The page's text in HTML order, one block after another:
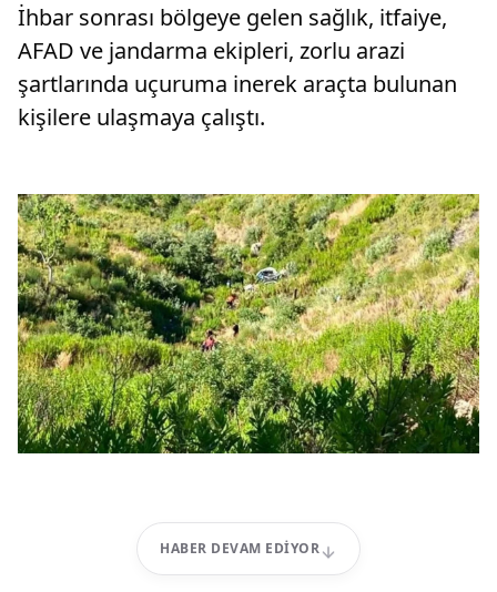
İhbar sonrası bölgeye gelen sağlık, itfaiye,
AFAD ve jandarma ekipleri, zorlu arazi
şartlarında uçuruma inerek araçta bulunan
kişilere ulaşmaya çalıştı.
HABER DEVAM EDIYOR